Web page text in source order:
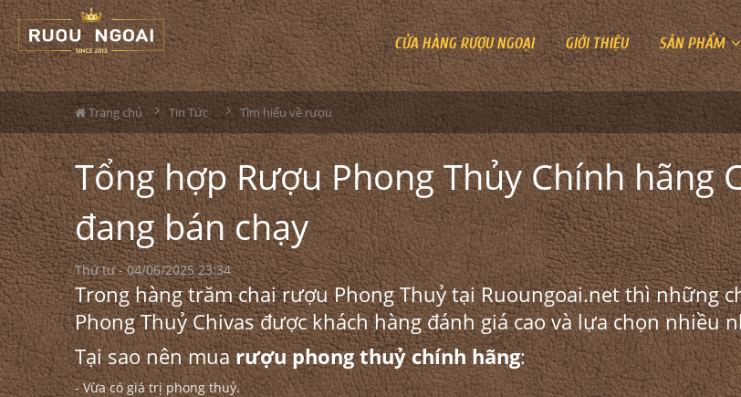
CỬA HÀNG RƯỢU NGOẠI GIỚI THIỆU SẢN PHẨM
Trang chủ Tin Tức Tìm hiểu về rượu
Tổng hợp Rượu Phong Thủy Chính hãng
đang bán chạy
Thứ tư - 04/06/2025 23:34
Trong hàng trăm chairượu Phong Thuỷtại Ruoungoai.net thì những
Phong Thuỷ Chivas được khách hàng đánh giá cao và lựa chọn nhiều
Tại sao nên muarượu phong thuỷ chính hãng:
- Vừa có giá trị phong thuỷ.